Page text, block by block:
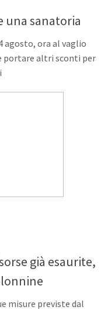
una sanatoria
agosto, ora al vaglio
portare altri sconti per
già esaurite,
misure previste dal